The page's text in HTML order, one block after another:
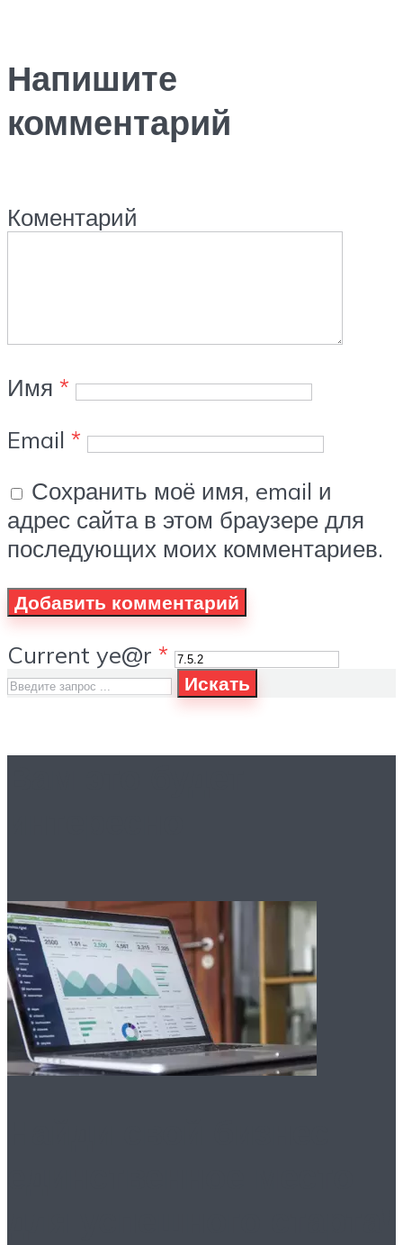
Напишите
комментарий
Коментарий
Имя *
Email *
Сохранить моё имя, email и
адрес сайта в этом браузере для
последующих моих комментариев.
Current ye@r *
Искать